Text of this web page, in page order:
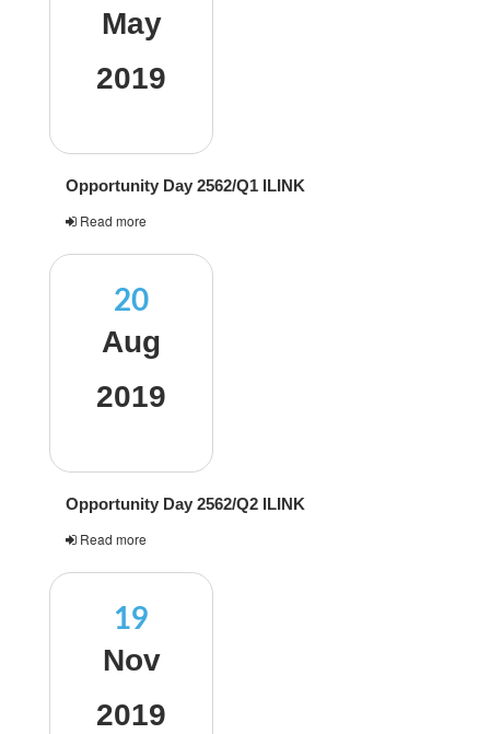
May
2019
Opportunity Day 2562/Q1 ILINK
Read more
20
Aug
2019
Opportunity Day 2562/Q2 ILINK
Read more
19
Nov
2019